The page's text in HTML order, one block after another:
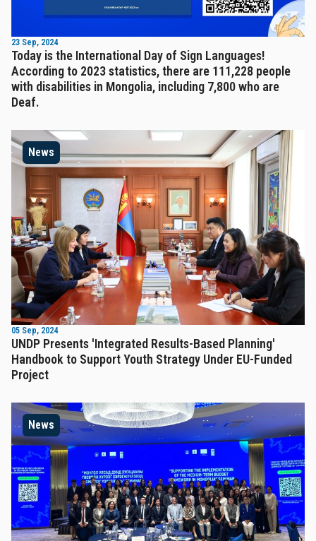
23 Sep, 2024
Today is the International Day of Sign Languages!
According to 2023 statistics, there are 111,228 people
with disabilities in Mongolia, including 7,800 who are
Deaf.
News
05 Sep, 2024
UNDP Presents 'Integrated Results-Based Planning'
Handbook to Support Youth Strategy Under EU-Funded
Project
News